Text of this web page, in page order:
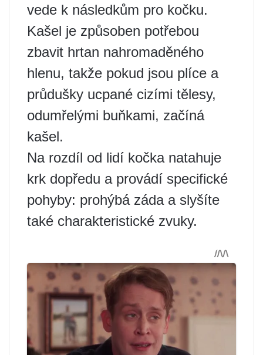
vede k následkům pro kočku.
Kašel je způsoben potřebou
zbavit hrtan nahromaděného
hlenu, takže pokud jsou plíce a
průdušky ucpané cizími tělesy,
odumřelými buňkami, začíná
kašel.
Na rozdíl od lidí kočka natahuje
krk dopředu a provádí specifické
pohyby: prohýbá záda a slyšíte
také charakteristické zvuky.